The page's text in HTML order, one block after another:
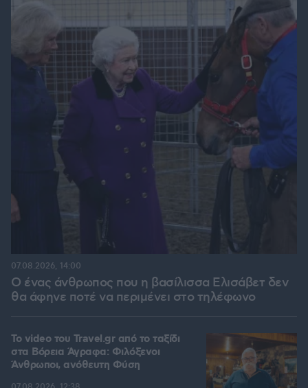
Ο ένας άνθρωπος που η βασίλισσα Ελισάβετ δεν
θα άφηνε ποτέ να περιμένει στο τηλέφωνο
07.08.2026, 14:00
To video του Travel.gr από το ταξίδι
στα Βόρεια Άγραφα: Φιλόξενοι
Άνθρωποι, ανόθευτη Φύση